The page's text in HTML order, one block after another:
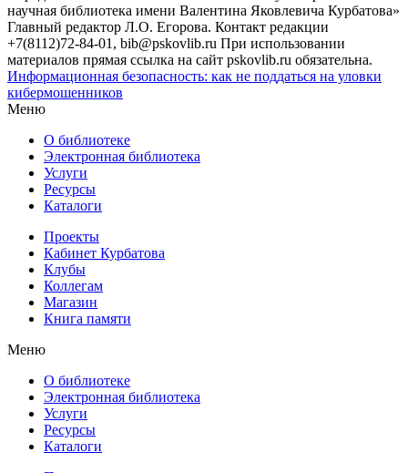
научная библиотека имени Валентина Яковлевича Курбатова»
Главный редактор Л.О. Егорова. Контакт редакции
+7(8112)72-84-01, bib@pskovlib.ru При использовании
материалов прямая ссылка на сайт pskovlib.ru обязательна.
Информационная безопасность: как не поддаться на уловки
кибермошенников
Меню
О библиотеке
Электронная библиотека
Услуги
Ресурсы
Каталоги
Проекты
Кабинет Курбатова
Клубы
Коллегам
Магазин
Книга памяти
Меню
О библиотеке
Электронная библиотека
Услуги
Ресурсы
Каталоги